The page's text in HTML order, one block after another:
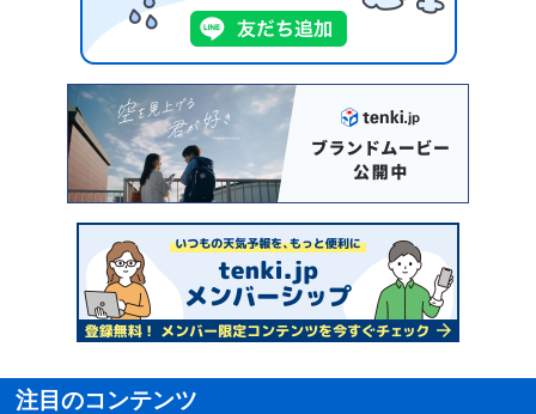
注目のコンテンツ